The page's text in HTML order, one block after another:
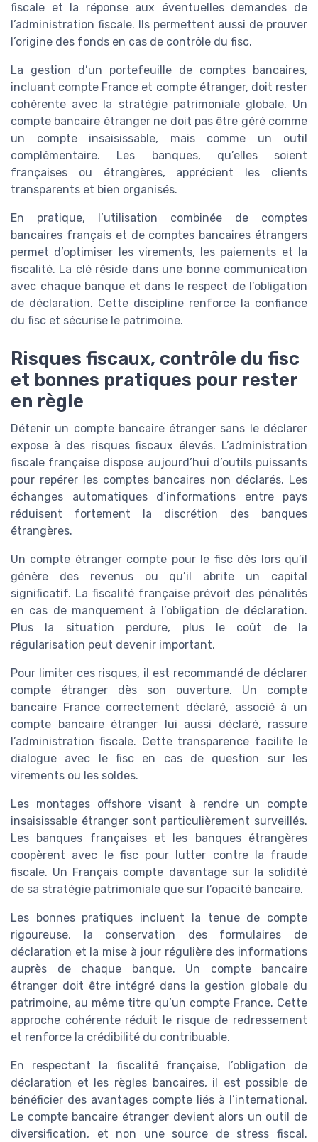
fiscale et la réponse aux éventuelles demandes de
l’administration fiscale. Ils permettent aussi de prouver
l’origine des fonds en cas de contrôle du fisc.
La gestion d’un portefeuille de comptes bancaires,
incluant compte France et compte étranger, doit rester
cohérente avec la stratégie patrimoniale globale. Un
compte bancaire étranger ne doit pas être géré comme
un compte insaisissable, mais comme un outil
complémentaire. Les banques, qu’elles soient
françaises ou étrangères, apprécient les clients
transparents et bien organisés.
En pratique, l’utilisation combinée de comptes
bancaires français et de comptes bancaires étrangers
permet d’optimiser les virements, les paiements et la
fiscalité. La clé réside dans une bonne communication
avec chaque banque et dans le respect de l’obligation
de déclaration. Cette discipline renforce la confiance
du fisc et sécurise le patrimoine.
Risques fiscaux, contrôle du fisc
et bonnes pratiques pour rester
en règle
Détenir un compte bancaire étranger sans le déclarer
expose à des risques fiscaux élevés. L’administration
fiscale française dispose aujourd’hui d’outils puissants
pour repérer les comptes bancaires non déclarés. Les
échanges automatiques d’informations entre pays
réduisent fortement la discrétion des banques
étrangères.
Un compte étranger compte pour le fisc dès lors qu’il
génère des revenus ou qu’il abrite un capital
significatif. La fiscalité française prévoit des pénalités
en cas de manquement à l’obligation de déclaration.
Plus la situation perdure, plus le coût de la
régularisation peut devenir important.
Pour limiter ces risques, il est recommandé de déclarer
compte étranger dès son ouverture. Un compte
bancaire France correctement déclaré, associé à un
compte bancaire étranger lui aussi déclaré, rassure
l’administration fiscale. Cette transparence facilite le
dialogue avec le fisc en cas de question sur les
virements ou les soldes.
Les montages offshore visant à rendre un compte
insaisissable étranger sont particulièrement surveillés.
Les banques françaises et les banques étrangères
coopèrent avec le fisc pour lutter contre la fraude
fiscale. Un Français compte davantage sur la solidité
de sa stratégie patrimoniale que sur l’opacité bancaire.
Les bonnes pratiques incluent la tenue de compte
rigoureuse, la conservation des formulaires de
déclaration et la mise à jour régulière des informations
auprès de chaque banque. Un compte bancaire
étranger doit être intégré dans la gestion globale du
patrimoine, au même titre qu’un compte France. Cette
approche cohérente réduit le risque de redressement
et renforce la crédibilité du contribuable.
En respectant la fiscalité française, l’obligation de
déclaration et les règles bancaires, il est possible de
bénéficier des avantages compte liés à l’international.
Le compte bancaire étranger devient alors un outil de
diversification, et non une source de stress fiscal.